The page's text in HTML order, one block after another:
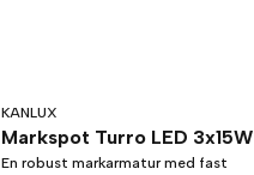
KANLUX
Markspot Turro LED 3x15W
En robust markarmatur med fast